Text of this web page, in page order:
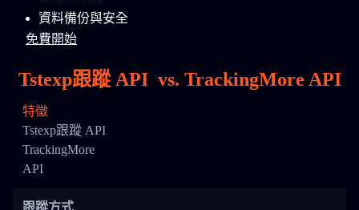
資料備份與安全
免費開始
Tstexp跟蹤 API vs. TrackingMore API
特徵
Tstexp跟蹤 API
TrackingMore
API
跟蹤方式